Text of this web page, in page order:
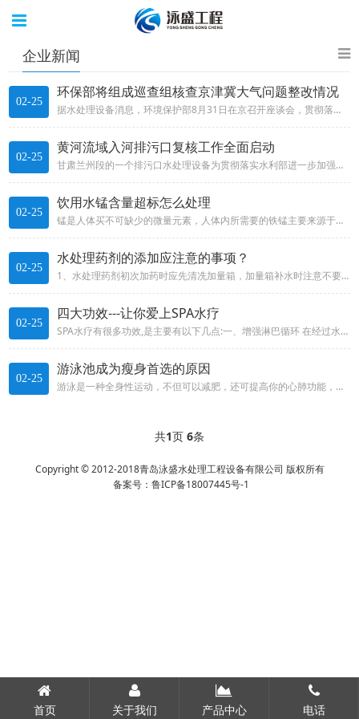
企业新闻
02-25
环保部将组成巡查组核查京津冀大气问题整改情况
据水处理设备消息，环境保护部8月31日在京召开座谈会，贯彻落实《京津冀及周边地区2017—2018年秋冬季大气污染综合治...
02-25
黄河流域入河排污口复核工作全面启动
甘肃兰州段的一个排污口水处理设备为贯彻落实水利部进一步加强入河排污口监督管理工作精神，近日，黄河流域水资源保护局在流域9...
02-25
饮用水锰含量超标怎么处理
锰是人体买不可缺少的微量元素，人体内所需要的铁锰主要来源于食物和饮水。一般认为锰过多对人体无害，在我国锰只作为感观性状指...
02-25
水处理药剂的添加应注意的事项？
1、水处理药剂初次加药时应先清冼加量箱，加量箱补水时注意不要超过最高液位。清冼时关闭加量箱底部排污阀，注水清洗后打开排污...
02-25
四大功效---让你爱上SPA水疗
SPA水疗有很多功效,是主要有以下几点:一、增强淋巴循环 在经过水的冲击和浸泡之后,人的身心都得到最大程度的放松,从而增...
02-25
游泳池成为瘦身首选的原因
游泳是一种全身性运动，不但可以减肥，还可提高你的心肺功能，还能锻炼你几乎所有的肌肉，尤其是坚持有规律的强化训练，几个月的...
共1页 6条
Copyright © 2012-2018青岛泳盛水处理工程设备有限公司 版权所有
备案号： 鲁ICP备18007445号-1
首页 关于我们 产品中心 电话